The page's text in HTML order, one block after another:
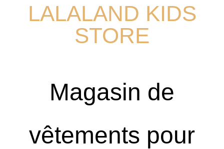
LALALAND KIDS
STORE
Magasin de
vêtements pour